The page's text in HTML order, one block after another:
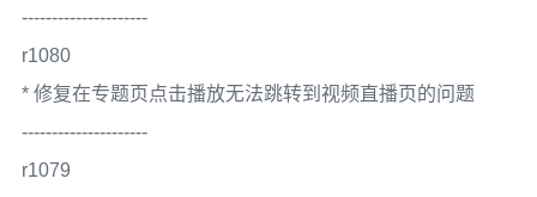
---------------------
r1080
* 修复在专题页点击播放无法跳转到视频直播页的问题
---------------------
r1079